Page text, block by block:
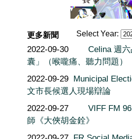
Select Year:
更多新聞
2022-09-30
Celina 週
囊」（喉嚨痛、聽力問題）
2022-09-29 Municipal
文市長候選人現場辯論
2022-09-27
VIFF FM
師《大俠胡金銓》